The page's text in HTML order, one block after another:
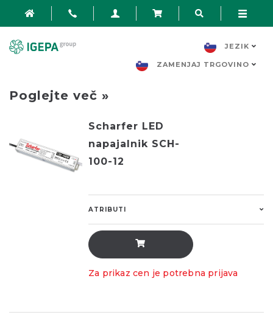
JEZIK
ZAMENJAJ TRGOVINO
Poglejte več »
Scharfer LED
napajalnik SCH-
100-12
ATRIBUTI
Za prikaz cen je potrebna prijava